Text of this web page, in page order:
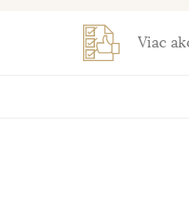
Viac